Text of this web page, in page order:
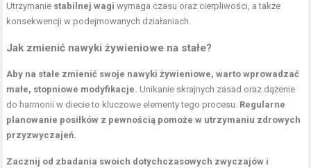
Utrzymanie stabilnej wagi wymaga czasu oraz cierpliwości, a także
konsekwencji w podejmowanych działaniach.
Jak zmienić nawyki żywieniowe na stałe?
Aby na stałe zmienić swoje nawyki żywieniowe, warto wprowadzać
małe, stopniowe modyfikacje. Unikanie skrajnych zasad oraz dążenie
do harmonii w diecie to kluczowe elementy tego procesu. Regularne
planowanie posiłków z pewnością pomoże w utrzymaniu zdrowych
przyzwyczajeń.
Zacznij od zbadania swoich dotychczasowych zwyczajów i